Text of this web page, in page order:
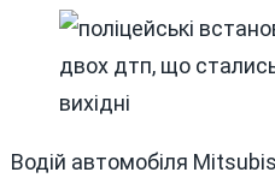
Водій автомобіля